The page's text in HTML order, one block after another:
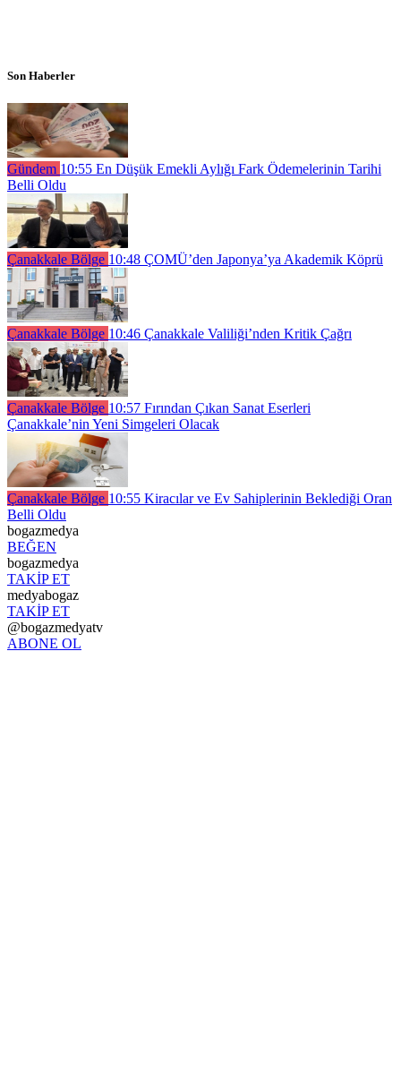
Son Haberler
Gündem 10:55 En Düşük Emekli Aylığı Fark Ödemelerinin Tarihi
Belli Oldu
Çanakkale Bölge 10:48 ÇOMÜ’den Japonya’ya Akademik Köprü
Çanakkale Bölge 10:46 Çanakkale Valiliği’nden Kritik Çağrı
Çanakkale Bölge 10:57 Fırından Çıkan Sanat Eserleri
Çanakkale’nin Yeni Simgeleri Olacak
Çanakkale Bölge 10:55 Kiracılar ve Ev Sahiplerinin Beklediği Oran
Belli Oldu
bogazmedya
BEĞEN
bogazmedya
TAKİP ET
medyabogaz
TAKİP ET
@bogazmedyatv
ABONE OL